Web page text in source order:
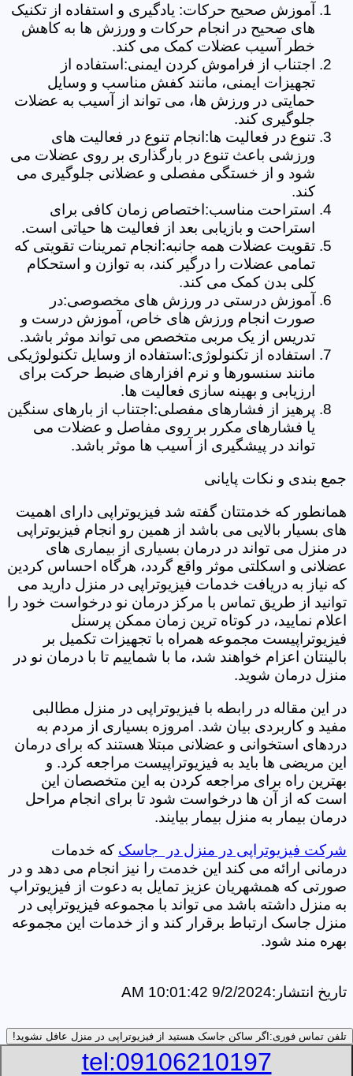
آموزش صحیح حرکات: یادگیری و استفاده از تکنیک
های صحیح در انجام حرکات و ورزش ها به کاهش
خطر آسیب عضلات کمک می کند.
اجتناب از فراموش کردن ایمنی:استفاده از
تجهیزات ایمنی، مانند کفش مناسب و وسایل
حمایتی در ورزش ها، می تواند از آسیب به عضلات
جلوگیری کند.
تنوع در فعالیت ها:انجام تنوع در فعالیت های
ورزشی باعث تنوع در بارگذاری بر روی عضلات می
شود و از خستگی مفصلی و عضلانی جلوگیری می
کند.
استراحت مناسب:اختصاص زمان کافی برای
استراحت و بازیابی بعد از فعالیت ها حیاتی است.
تقویت عضلات همه جانبه:انجام تمرینات تقویتی که
تمامی عضلات را درگیر کند، به توازن و استحکام
کلی بدن کمک می کند.
آموزش درستی در ورزش های مخصوصی:در
صورت انجام ورزش های خاص، آموزش درست و
تدریس از یک مربی متخصص می تواند موثر باشد.
استفاده از تکنولوژی:استفاده از وسایل تکنولوژیکی
مانند سنسورها و نرم افزارهای ضبط حرکت برای
ارزیابی و بهینه سازی فعالیت ها.
پرهیز از فشارهای مفصلی:اجتناب از بارهای سنگین
یا فشارهای مکرر بر روی مفاصل و عضلات می
تواند در پیشگیری از آسیب ها موثر باشد.
جمع بندی و نکات پایانی
همانطور که خدمتتان گفته شد فیزیوتراپی دارای اهمیت
های بسیار بالایی می باشد از همین رو انجام فیزیوتراپی
در منزل می تواند در درمان بسیاری از بیماری های
عضلانی و اسکلتی موثر واقع گردد، هرگاه احساس کردین
که نیاز به دریافت خدمات فیزیوتراپی در منزل دارید می
توانید از طریق تماس با مرکز درمان نو درخواست خود را
اعلام نمایید، در کوتاه ترین زمان ممکن پرسنل
فیزیوتراپیست مجموعه همراه با تجهیزات تکمیل بر
بالینتان اعزام خواهند شد، ما با شماییم تا با درمان نو در
منزل درمان شوید.
در این مقاله در رابطه با فیزیوتراپی در منزل مطالبی
مفید و کاربردی بیان شد. امروزه بسیاری از مردم به
دردهای استخوانی و عضلانی مبتلا هستند که برای درمان
این مریضی ها باید به فیزیوتراپیست مراجعه کرد. و
بهترین راه برای مراجعه کردن به این متخصصان این
است که از آن ها درخواست شود تا برای انجام مراحل
درمان بیمار به منزل بیمار بیایند.
شرکت فیزیوتراپی در منزل در جاسک که خدمات
درمانی ارائه می کند این خدمت را نیز انجام می دهد و در
صورتی که همشهریان عزیز تمایل به دعوت از فیزیوتراپ
به منزل داشته باشد می تواند با مجموعه فیزیوتراپی در
منزل جاسک ارتباط برقرار کند و از خدمات این مجموعه
بهره مند شود.
تاریخ انتشار:9/2/2024 10:01:42 AM
تلفن تماس فوری: اگر ساکن جاسک هستید از فیزیوتراپی در منزل عافل نشوید!
tel:09106210197